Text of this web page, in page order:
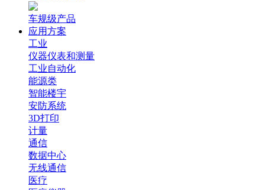
车规级产品
应用方案
工业
仪器仪表和测量
工业自动化
能源类
智能楼宇
安防系统
3D打印
计量
通信
数据中心
无线通信
医疗